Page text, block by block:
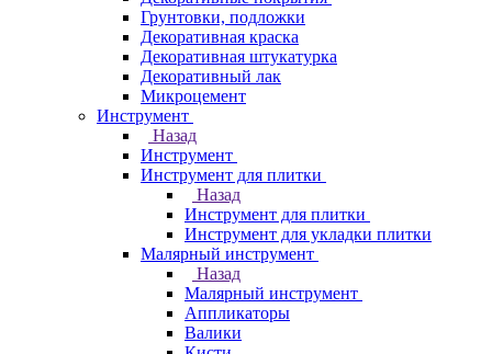
Грунтовки, подложки
Декоративная краска
Декоративная штукатурка
Декоративный лак
Микроцемент
Инструмент
Назад
Инструмент
Инструмент для плитки
Назад
Инструмент для плитки
Инструмент для укладки плитки
Малярный инструмент
Назад
Малярный инструмент
Аппликаторы
Валики